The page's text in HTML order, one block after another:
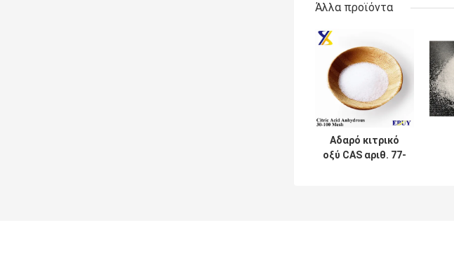
Άλλα προϊόντα
Αδαρό κιτρικό
οξύ CAS αριθ. 77-